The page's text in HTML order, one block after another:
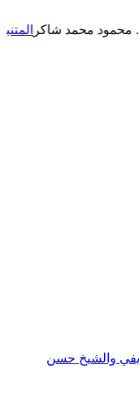
المتنبي=> محمد شاكر
والشيخ حسن